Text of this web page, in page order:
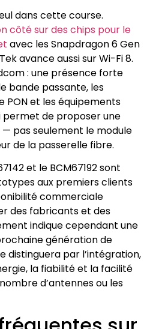
dans cette course.
côté sur des chips pour le
avec les Snapdragon 6 Gen
avance aussi sur Wi-Fi 8.
: une présence forte
bande passante, les
PON et les équipements
permet de proposer une
pas seulement le module
de la passerelle fibre.
et le BCM67192 sont
aux premiers clients
commerciale
des fabricants et des
indique cependant une
génération de
distinguera par l’intégration,
la fiabilité et la facilité
d’antennes ou les